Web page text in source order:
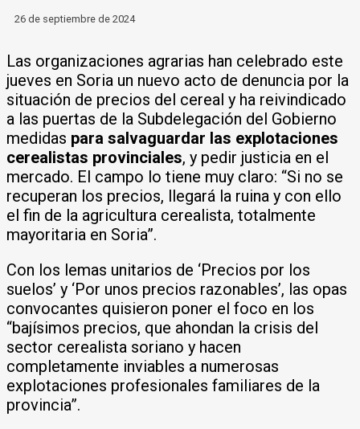
26 de septiembre de 2024
Las organizaciones agrarias han celebrado este
jueves en Soria un nuevo acto de denuncia por la
situación de precios del cereal y ha reivindicado
a las puertas de la Subdelegación del Gobierno
medidas para salvaguardar las explotaciones
cerealistas provinciales, y pedir justicia en el
mercado. El campo lo tiene muy claro: “Si no se
recuperan los precios, llegará la ruina y con ello
el fin de la agricultura cerealista, totalmente
mayoritaria en Soria”.
Con los lemas unitarios de ‘Precios por los
suelos’ y ‘Por unos precios razonables’, las opas
convocantes quisieron poner el foco en los
“bajísimos precios, que ahondan la crisis del
sector cerealista soriano y hacen
completamente inviables a numerosas
explotaciones profesionales familiares de la
provincia”.